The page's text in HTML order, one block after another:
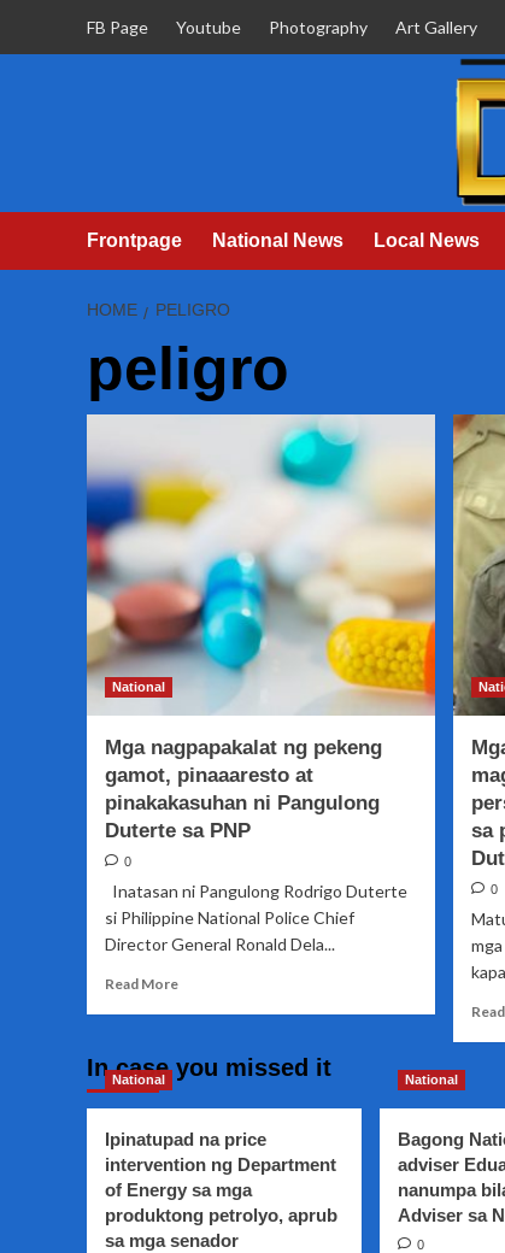
FB Page Youtube Photography Art Gallery
Frontpage National News Local News
HOME PELIGRO
peligro
National
Mga nagpapakalat ng pekeng
gamot, pinaaaresto at
pinakakasuhan ni Pangulong
Duterte sa PNP
0
Inatasan ni Pangulong Rodrigo Duterte
si Philippine National Police Chief
Director General Ronald Dela...
Read MoreRead
nagpapakalat
gamot,
pinaaaresto
at
pinakakasuhan
sa
0
In case you missed it
National
Ipinatupad na price
intervention ng Department
of Energy sa mga
produktong petrolyo, aprub
sa mga senador
National
Bagong
adviser
nanumpa
Adviser sa
0